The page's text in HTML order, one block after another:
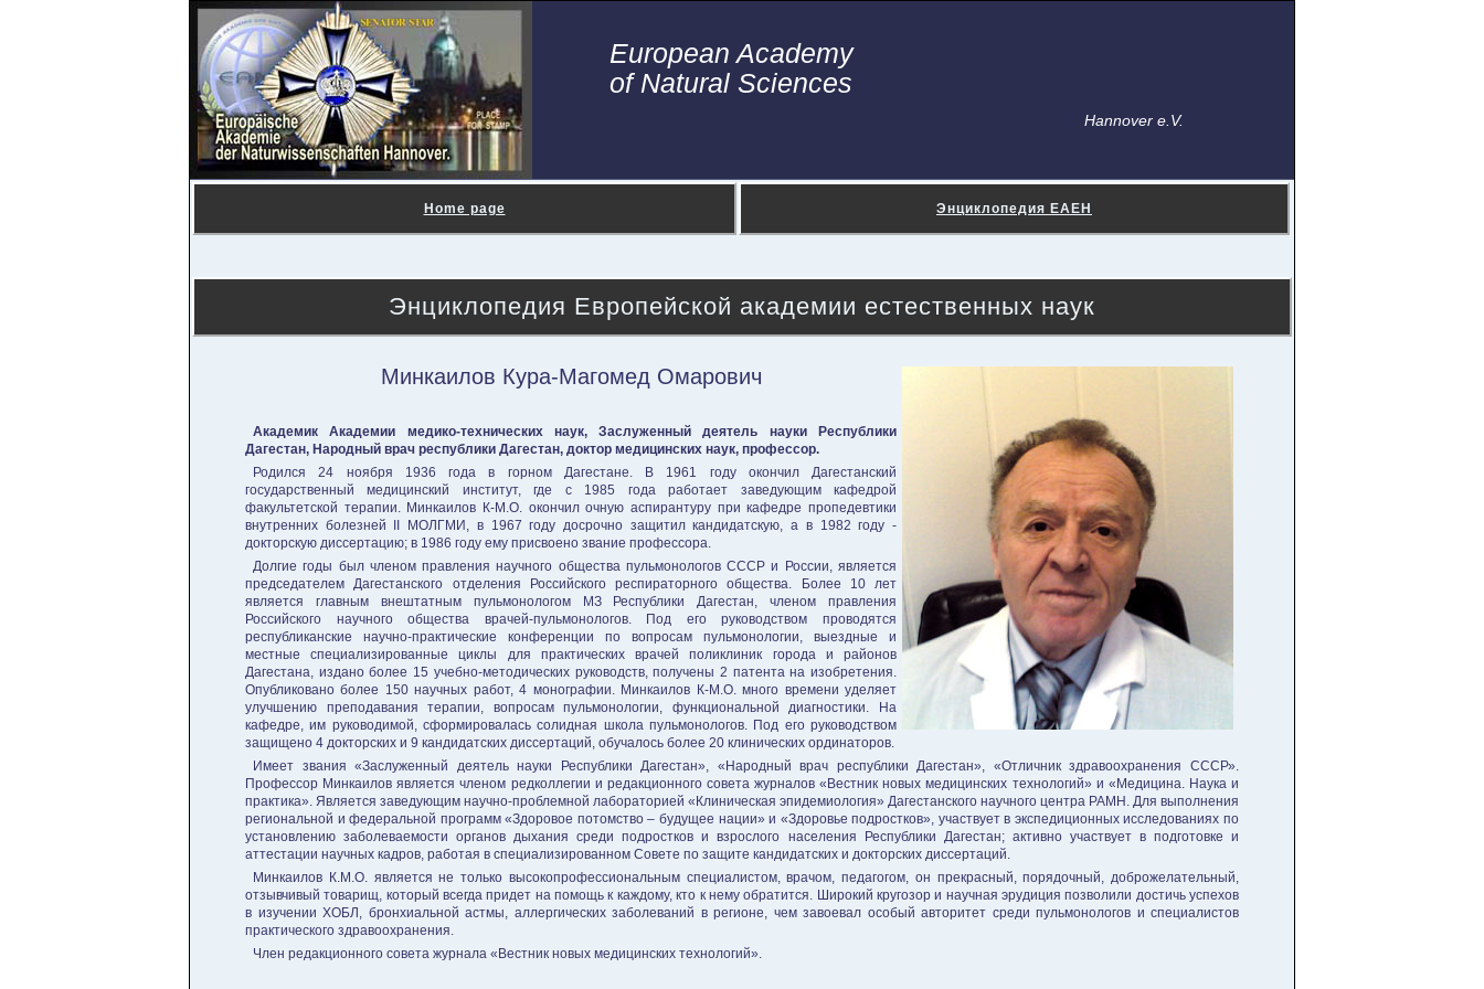
European Academy
of Natural Sciences
Hannover e.V.
Home page Энциклопедия ЕАЕН
Энциклопедия Европейской академии естественных наук
Минкаилов Кура-Магомед Омарович
Академик Академии медико-технических наук, Заслуженный деятель науки Республики
Дагестан, Народный врач республики Дагестан, доктор медицинских наук, профессор.
Родился 24 ноября 1936 года в горном Дагестане. В 1961 году окончил Дагестанский
государственный медицинский институт, где с 1985 года работает заведующим кафедрой
факультетской терапии. Минкаилов К-М.О. окончил очную аспирантуру при кафедре пропедевтики
внутренних болезней II МОЛГМИ, в 1967 году досрочно защитил кандидатскую, а в 1982 году -
докторскую диссертацию; в 1986 году ему присвоено звание профессора.
Долгие годы был членом правления научного общества пульмонологов СССР и России, является
председателем Дагестанского отделения Российского респираторного общества. Более 10 лет
является главным внештатным пульмонологом МЗ Республики Дагестан, членом правления
Российского научного общества врачей-пульмонологов. Под его руководством проводятся
республиканские научно-практические конференции по вопросам пульмонологии, выездные и
местные специализированные циклы для практических врачей поликлиник города и районов
Дагестана, издано более 15 учебно-методических руководств, получены 2 патента на изобретения.
Опубликовано более 150 научных работ, 4 монографии. Минкаилов К-М.О. много времени уделяет
улучшению преподавания терапии, вопросам пульмонологии, функциональной диагностики. На
кафедре, им руководимой, сформировалась солидная школа пульмонологов. Под его руководством
защищено 4 докторских и 9 кандидатских диссертаций, обучалось более 20 клинических ординаторов.
Имеет звания «Заслуженный деятель науки Республики Дагестан», «Народный врач республики Дагестан», «Отличник здравоохранения СССР».
Профессор Минкаилов является членом редколлегии и редакционного совета журналов «Вестник новых медицинских технологий» и «Медицина. Наука и
практика». Является заведующим научно-проблемной лабораторией «Клиническая эпидемиология» Дагестанского научного центра РАМН. Для выполнения
региональной и федеральной программ «Здоровое потомство – будущее нации» и «Здоровье подростков», участвует в экспедиционных исследованиях по
установлению заболеваемости органов дыхания среди подростков и взрослого населения Республики Дагестан; активно участвует в подготовке и
аттестации научных кадров, работая в специализированном Совете по защите кандидатских и докторских диссертаций.
Минкаилов К.М.О. является не только высокопрофессиональным специалистом, врачом, педагогом, он прекрасный, порядочный, доброжелательный,
отзывчивый товарищ, который всегда придет на помощь к каждому, кто к нему обратится. Широкий кругозор и научная эрудиция позволили достичь успехов
в изучении ХОБЛ, бронхиальной астмы, аллергических заболеваний в регионе, чем завоевал особый авторитет среди пульмонологов и специалистов
практического здравоохранения.
Член редакционного совета журнала «Вестник новых медицинских технологий».